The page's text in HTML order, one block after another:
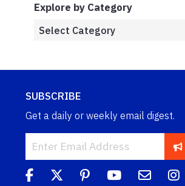
Explore by Category
SUBSCRIBE
Get a daily or weekly email digest.